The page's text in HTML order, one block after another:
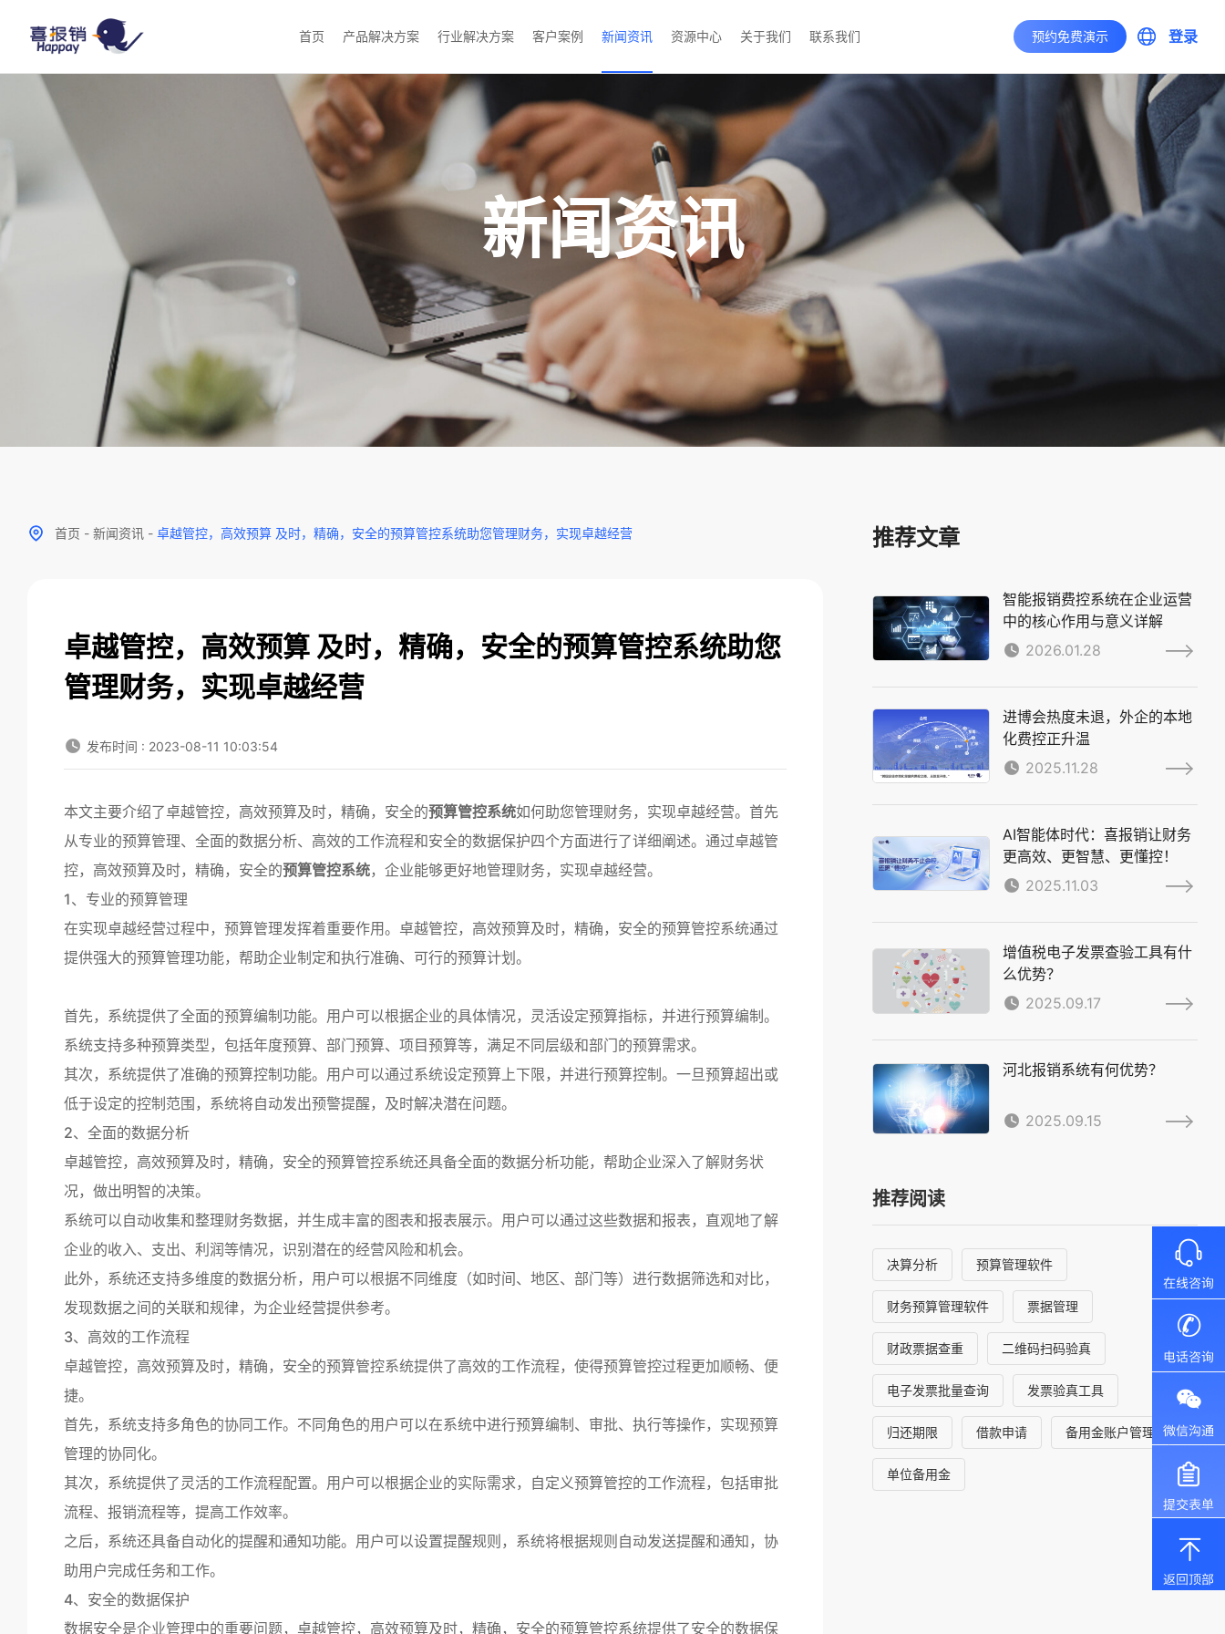
首页 产品解决方案 行业解决方案 客户案例 新闻资讯 资源中心 关于我们 联系我们 预约免费演示 登录
新闻资讯
首页 - 新闻资讯 - 卓越管控，高效预算 及时，精确，安全的预算管控系统助您管理财务，实现卓越经营
卓越管控，高效预算 及时，精确，安全的预算管控系统助您
管理财务，实现卓越经营
发布时间 : 2023-08-11 10:03:54
本文主要介绍了卓越管控，高效预算及时，精确，安全的预算管控系统如何助您管理财务，实现卓越经营。首先
从专业的预算管理、全面的数据分析、高效的工作流程和安全的数据保护四个方面进行了详细阐述。通过卓越管
控，高效预算及时，精确，安全的预算管控系统，企业能够更好地管理财务，实现卓越经营。
1、专业的预算管理
在实现卓越经营过程中，预算管理发挥着重要作用。卓越管控，高效预算及时，精确，安全的预算管控系统通过
提供强大的预算管理功能，帮助企业制定和执行准确、可行的预算计划。
首先，系统提供了全面的预算编制功能。用户可以根据企业的具体情况，灵活设定预算指标，并进行预算编制。
系统支持多种预算类型，包括年度预算、部门预算、项目预算等，满足不同层级和部门的预算需求。
其次，系统提供了准确的预算控制功能。用户可以通过系统设定预算上下限，并进行预算控制。一旦预算超出或
低于设定的控制范围，系统将自动发出预警提醒，及时解决潜在问题。
2、全面的数据分析
卓越管控，高效预算及时，精确，安全的预算管控系统还具备全面的数据分析功能，帮助企业深入了解财务状
况，做出明智的决策。
系统可以自动收集和整理财务数据，并生成丰富的图表和报表展示。用户可以通过这些数据和报表，直观地了解
企业的收入、支出、利润等情况，识别潜在的经营风险和机会。
此外，系统还支持多维度的数据分析，用户可以根据不同维度（如时间、地区、部门等）进行数据筛选和对比，
发现数据之间的关联和规律，为企业经营提供参考。
3、高效的工作流程
卓越管控，高效预算及时，精确，安全的预算管控系统提供了高效的工作流程，使得预算管控过程更加顺畅、便
捷。
首先，系统支持多角色的协同工作。不同角色的用户可以在系统中进行预算编制、审批、执行等操作，实现预算
管理的协同化。
其次，系统提供了灵活的工作流程配置。用户可以根据企业的实际需求，自定义预算管控的工作流程，包括审批
流程、报销流程等，提高工作效率。
之后，系统还具备自动化的提醒和通知功能。用户可以设置提醒规则，系统将根据规则自动发送提醒和通知，协
助用户完成任务和工作。
4、安全的数据保护
数据安全是企业管理中的重要问题，卓越管控，高效预算及时，精确，安全的预算管控系统提供了安全的数据保
推荐文章
智能报销费控系统在企业运营
中的核心作用与意义详解
2026.01.28
进博会热度未退，外企的本地
化费控正升温
2025.11.28
AI智能体时代：喜报销让财务
更高效、更智慧、更懂控！
2025.11.03
增值税电子发票查验工具有什
么优势？
2025.09.17
河北报销系统有何优势？
2025.09.15
推荐阅读
决算分析 预算管理软件
财务预算管理软件 票据管理
财政票据查重 二维码扫码验真
电子发票批量查询 发票验真工具
归还期限 借款申请 备用金账户管理
单位备用金